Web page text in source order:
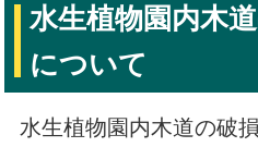
水生植物園内木
について
水生植物園内木道の破